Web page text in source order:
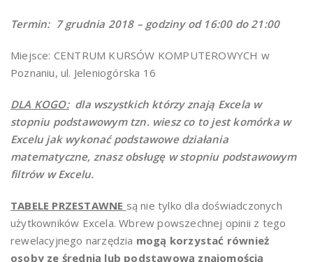
Termin: 7 grudnia 2018 – godziny od 16:00 do 21:00
Miejsce: CENTRUM KURSÓW KOMPUTEROWYCH w
Poznaniu, ul. Jeleniogórska 16
DLA KOGO:dla wszystkich którzy znają Excela w
stopniu podstawowym tzn. wiesz co to jest komórka w
Excelu jak wykonać podstawowe działania
matematyczne, znasz obsługę w stopniu podstawowym
filtrów w Excelu.
TABELE PRZESTAWNE są nie tylko dla doświadczonych
użytkowników Excela. Wbrew powszechnej opinii z tego
rewelacyjnego narzędzia mogą korzystać również
osoby ze średnią lub podstawową znajomością